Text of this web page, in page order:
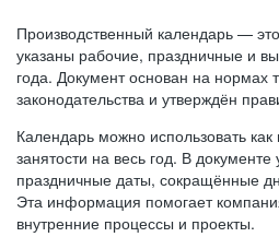
Производственный календарь —
указаны рабочие, праздничные и
года. Документ основан на нормах
законодательства и утверждён
Календарь можно использовать
занятости на весь год. В
праздничные даты, сокращённые
Эта информация помогает
внутренние процессы и проекты.